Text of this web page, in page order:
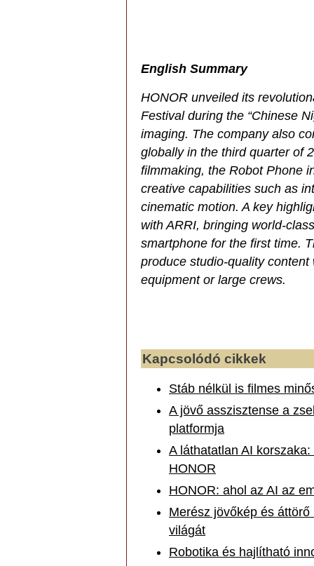
English Summary
HONOR unveiled its
Festival during the “Chinese
imaging. The company also
globally in the third quarter of
filmmaking, the Robot Phone
creative capabilities such as
cinematic motion. A key
with ARRI, bringing world-
smartphone for the first time.
produce studio-quality
equipment or large crews.
Kapcsolódó cikkek
Stáb nélkül is filmes
A jövő asszisztense a
platformja
A láthatatlan AI
HONOR
HONOR: ahol az AI az
Merész jövőkép és
világát
Robotika és hajlítható